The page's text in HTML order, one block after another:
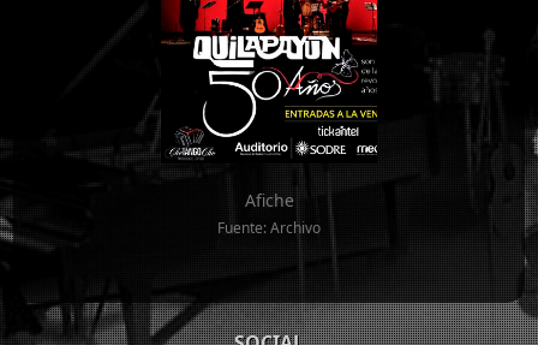
Afiche
Fuente: Archivo